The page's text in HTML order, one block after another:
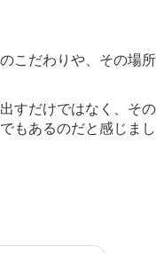
こだわりや、その場所
すだけではなく、その
もあるのだと感じまし